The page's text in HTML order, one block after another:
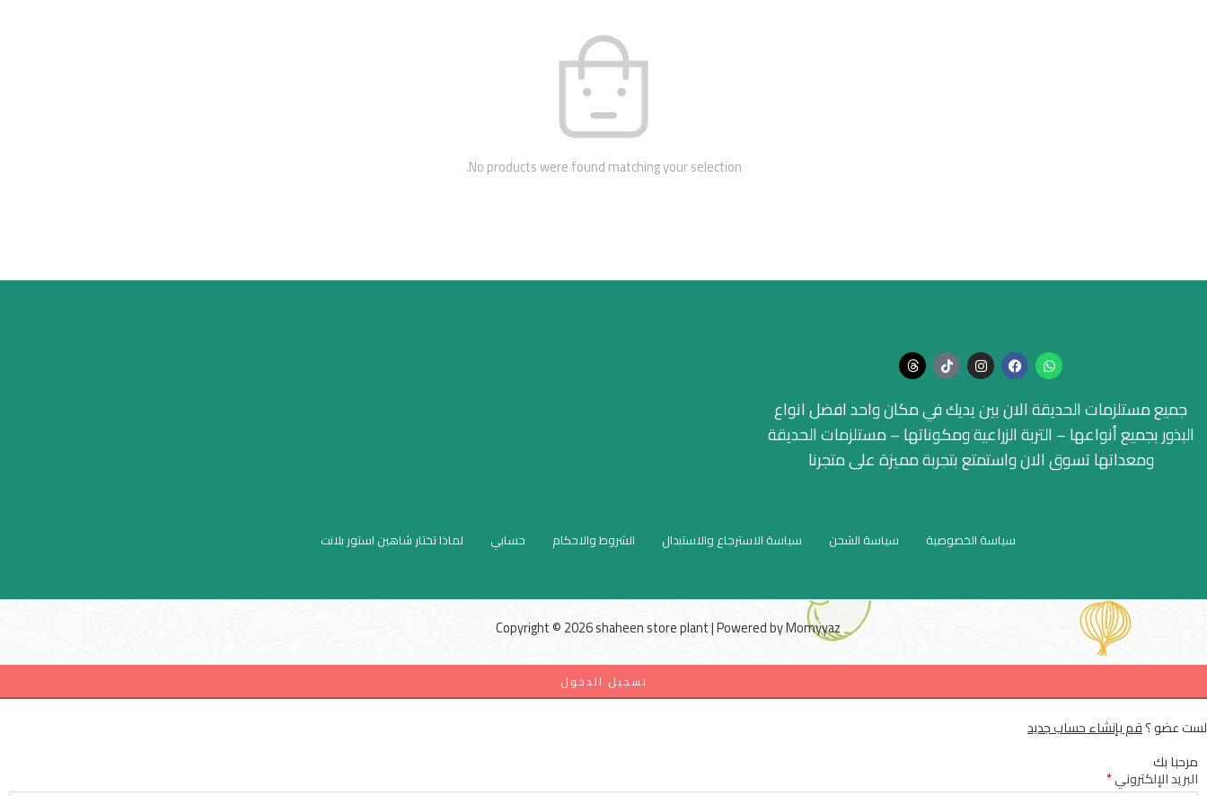
No products were found matching your selection.
جميع مستلزمات الحديقة الان بين يديك في مكان واحد افضل انواع
البذور بجميع أنواعها – التربة الزراعية ومكوناتها – مستلزمات الحديقة
ومعداتها تسوق الان واستمتع بتجربة مميزة على متجرنا
سياسة الخصوصية سياسة الشحن سياسة الاسترجاع والاستبدال الشروط والاحكام حسابي لماذا تختار شاهين استور بلانت
Copyright © 2026 shaheen store plant | Powered byMomyyaz
تسجيل الدخول
لست عضو ؟قم بإنشاء حساب جديد
مرحبا بك
البريد الإلكتروني*